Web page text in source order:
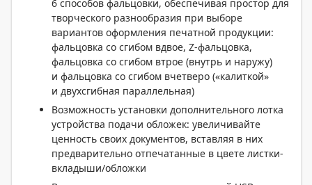
6 способов фальцовки, обеспечивая простор для
творческого разнообразия при выборе
вариантов оформления печатной продукции:
фальцовка со сгибом вдвое, Z-фальцовка,
фальцовка со сгибом втрое (внутрь и наружу)
и фальцовка со сгибом вчетверо («калиткой»
и двухсгибная параллельная)
Возможность установки дополнительного лотка
устройства подачи обложек: увеличивайте
ценность своих документов, вставляя в них
предварительно отпечатанные в цвете листки-
вкладыши/обложки